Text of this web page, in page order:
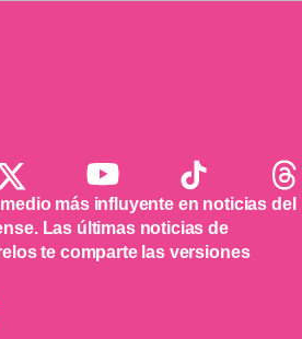
más influyente en noticias del
Las últimas noticias de
te comparte las versiones